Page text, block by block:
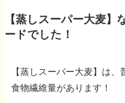
【蒸しスーパー大麦】
ードでした！
【蒸しスーパー大麦】は
食物繊維量があります！